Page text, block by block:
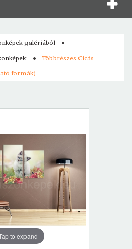
galériából
Többrészes Cicás
formák)
to expand